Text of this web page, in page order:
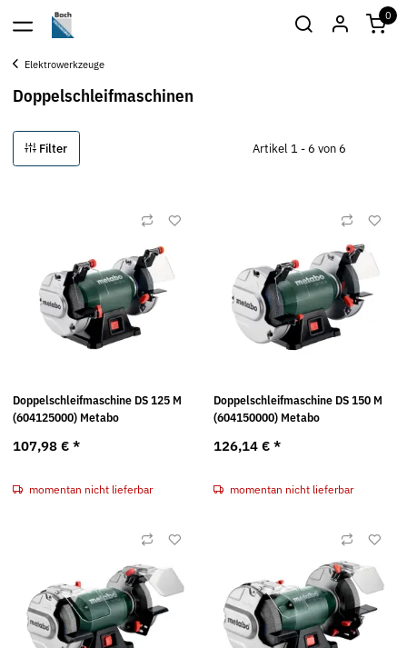
0
Elektrowerkzeuge
Doppelschleifmaschinen
Filter Artikel 1 - 6 von 6
Doppelschleifmaschine DS 125 M
(604125000) Metabo
107,98 € *
momentan nicht lieferbar
Doppelschleifmaschine DS 150 M
(604150000) Metabo
126,14 € *
momentan nicht lieferbar